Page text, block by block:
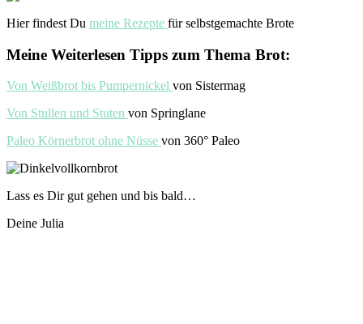
Hier findest Du meine Rezepte für selbstgemachte Brote
Meine Weiterlesen Tipps zum Thema Brot:
Von Weißbrot bis Pumpernickel von Sistermag
Von Stullen und Stuten von Springlane
Paleo Körnerbrot ohne Nüsse von 360° Paleo
Lass es Dir gut gehen und bis bald…
Deine Julia